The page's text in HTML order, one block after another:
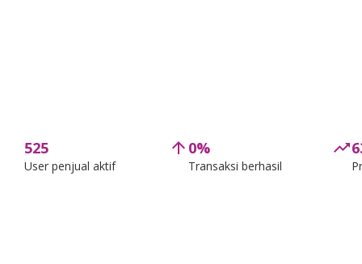
525 arrow_upward
User penjual aktif
0% trending_up
Transaksi berhasil